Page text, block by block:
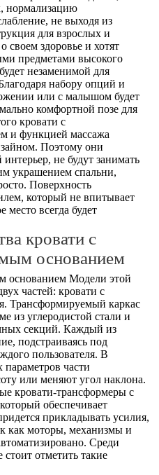
нормализацию
не выходя из
для взрослых и
своем здоровье и хотят
предметами высокого
незаменимой для
набору опций и
или с малышом будет
комфортной позе для
кровати с
и функцией массажа
Поэтому они
не будут занимать
украшением спальни,
Поверхность
который не впитывает
место всегда будет
кровати с
основанием
Модели этой
частей: кровати с
Трансформируемый каркас
из углеродистой стали и
секций. Каждый из
подстраиваясь под
пользователя. В
части
или меняют угол наклона.
кровати-трансформеры с
обеспечивает
прикладывать усилия,
как моторы, механизмы и
Среди
отметить такие